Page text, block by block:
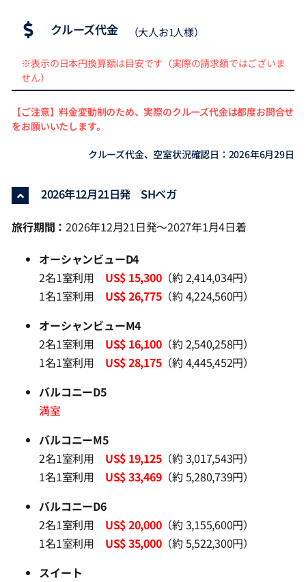
クルーズ代金 （大人お1人様）
※表示の日本円換算額は目安です（実際の請求額ではございま
せん）
【ご注意】料金変動制のため、実際のクルーズ代金は都度お問合せ
をお願いいたします。
クルーズ代金、空室状況確認日：2026年6月29日
2026年12月21日発 SHベガ
旅行期間：2026年12月21日発～2027年1月4日着
オーシャンビューD4
2名1室利用 US$ 15,300（約 2,414,034円）
1名1室利用 US$ 26,775（約 4,224,560円）
オーシャンビューM4
2名1室利用 US$ 16,100（約 2,540,258円）
1名1室利用 US$ 28,175（約 4,445,452円）
バルコニーD5
満室
バルコニーM5
2名1室利用 US$ 19,125（約 3,017,543円）
1名1室利用 US$ 33,469（約 5,280,739円）
バルコニーD6
2名1室利用 US$ 20,000（約 3,155,600円）
1名1室利用 US$ 35,000（約 5,522,300円）
スイート